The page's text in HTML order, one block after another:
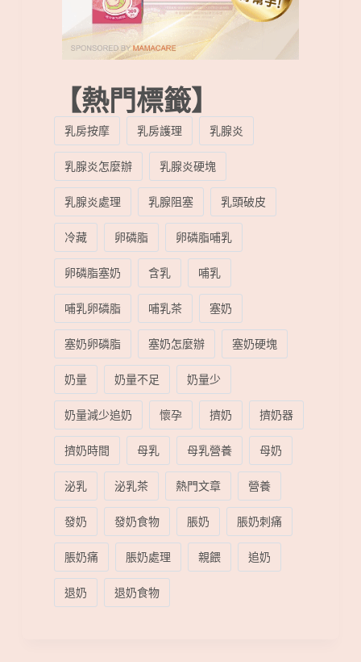
【熱門標籤】
乳房按摩 乳房護理
乳腺炎
乳腺炎怎麼辦
乳腺炎硬塊
乳腺炎處理
乳腺阻塞
乳頭破皮
冷藏
卵磷脂
卵磷脂哺乳
卵磷脂塞奶
含乳
哺乳
哺乳卵磷脂
哺乳茶
塞奶
塞奶卵磷脂
塞奶怎麼辦
塞奶硬塊
奶量
奶量不足
奶量少
奶量減少追奶
懷孕 擠奶
擠奶器
擠奶時間
母乳 母乳營養
母奶
泌乳
泌乳茶 熱門文章
營養
發奶
發奶食物 脹奶
脹奶刺痛
脹奶痛
脹奶處理 親餵
追奶
退奶
退奶食物